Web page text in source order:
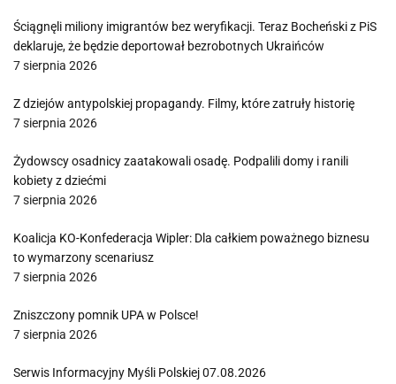
Ściągnęli miliony imigrantów bez weryfikacji. Teraz Bocheński z PiS
deklaruje, że będzie deportował bezrobotnych Ukraińców
7 sierpnia 2026
Z dziejów antypolskiej propagandy. Filmy, które zatruły historię
7 sierpnia 2026
Żydowscy osadnicy zaatakowali osadę. Podpalili domy i ranili
kobiety z dziećmi
7 sierpnia 2026
Koalicja KO-Konfederacja Wipler: Dla całkiem poważnego biznesu
to wymarzony scenariusz
7 sierpnia 2026
Zniszczony pomnik UPA w Polsce!
7 sierpnia 2026
Serwis Informacyjny Myśli Polskiej 07.08.2026